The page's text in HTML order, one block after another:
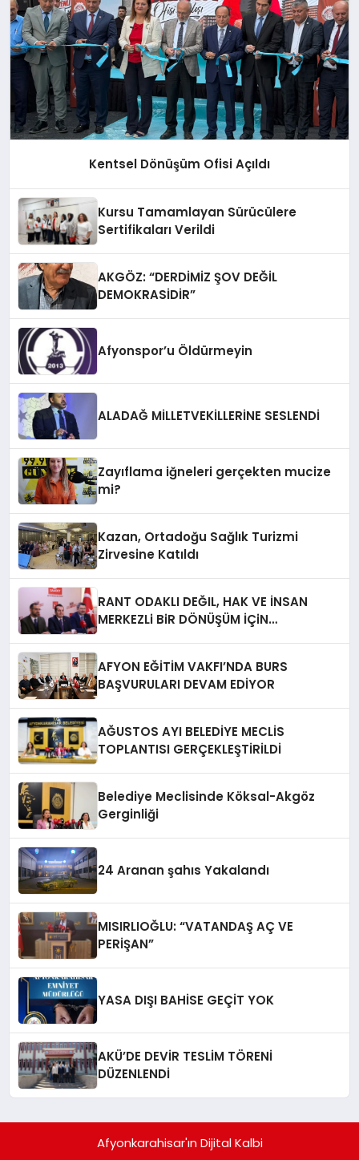
Kentsel Dönüşüm Ofisi Açıldı
Kursu Tamamlayan Sürücülere
Sertifikaları Verildi
AKGÖZ: “DERDİMİZ ŞOV DEĞİL
DEMOKRASİDİR”
Afyonspor’u Öldürmeyin
ALADAĞ MİLLETVEKİLLERİNE SESLENDİ
Zayıflama iğneleri gerçekten mucize
mi?
Kazan, Ortadoğu Sağlık Turizmi
Zirvesine Katıldı
RANT ODAKLI DEĞIL, HAK VE İNSAN
MERKEZLi BiR DÖNÜŞÜM İÇiN
AFYON EĞİTİM VAKFI’NDA BURS
BAŞVURULARI DEVAM EDİYOR
AĞUSTOS AYI BELEDİYE MECLİS
TOPLANTISI GERÇEKLEŞTİRİLDİ
Belediye Meclisinde Köksal-Akgöz
Gerginliği
24 Aranan şahıs Yakalandı
MISIRLIOĞLU: “VATANDAŞ AÇ VE
PERİŞAN”
YASA DIŞI BAHİSE GEÇİT YOK
AKÜ’DE DEVİR TESLİM TÖRENİ
DÜZENLENDİ
Afyonkarahisar'ın Dijital Kalbi